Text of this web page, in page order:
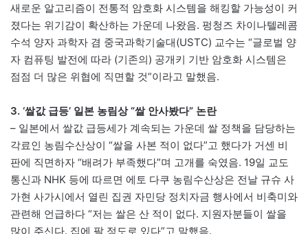
새로운 알고리즘이 전통적 암호화 시스템을 해킹할 가능성이 커
졌다는 위기감이 확산하는 가운데 나왔음. 펑청즈 차이나텔레콤
수석 양자 과학자 겸 중국과학기술대(USTC) 교수는 “글로벌 양
자 컴퓨팅 발전에 따라 (기존의) 공개키 기반 암호화 시스템은
점점 더 많은 위협에 직면할 것”이라고 말했음.
3. ‘쌀값 급등’ 일본 농림상 “쌀 안사봤다” 논란
– 일본에서 쌀값 급등세가 계속되는 가운데 쌀 정책을 담당하는
각료인 농림수산상이 “쌀을 사본 적이 없다”고 했다가 거센 비
판에 직면하자 “배려가 부족했다”며 고개를 숙였음. 19일 교도
통신과 NHK 등에 따르면 에토 다쿠 농림수산상은 전날 규슈 사
가현 사가시에서 열린 집권 자민당 정치자금 행사에서 비축미와
관련해 언급하다 “저는 쌀은 산 적이 없다. 지원자분들이 쌀을
많이 주신다. 집에 팔 정도로 있다”고 말했음.